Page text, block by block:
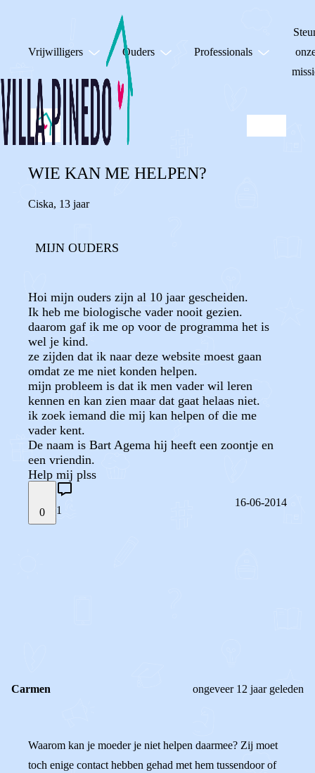
Vrijwilligers Ouders Professionals
WIE KAN ME HELPEN?
Ciska, 13 jaar
MIJN OUDERS
Hoi mijn ouders zijn al 10 jaar gescheiden.
Ik heb me biologische vader nooit gezien.
daarom gaf ik me op voor de programma het is
wel je kind.
ze zijden dat ik naar deze website moest gaan
omdat ze me niet konden helpen.
mijn probleem is dat ik men vader wil leren
kennen en kan zien maar dat gaat helaas niet.
ik zoek iemand die mij kan helpen of die me
vader kent.
De naam is Bart Agema hij heeft een zoontje en
een vriendin.
Help mij plss
0 1
16-06-2014
Carmen ongeveer 12 jaar geleden
Waarom kan je moeder je niet helpen daarmee? Zij moet
toch enige contact hebben gehad met hem tussendoor of